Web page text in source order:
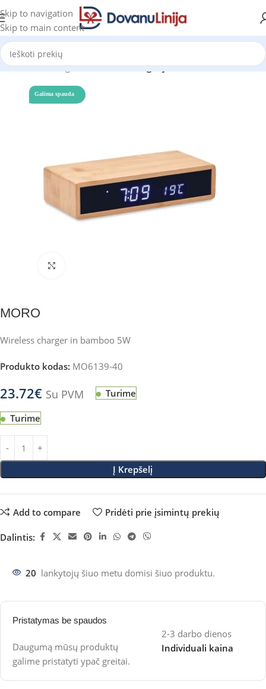
Skip to navigation
Skip to main content
Pradžia Katalogas Prekes be kategorijos
Galima spauda
MORO
Wireless charger in bamboo 5W
Produkto kodas: MO6139-40
23.72€ Su PVM Turime
Turime
Į Krepšelį
Add to compare Pridėti prie įsimintų prekių
Dalintis:
20 lankytojų šiuo metu domisi šiuo produktu.
Pristatymas be spaudos
Daugumą mūsų produktų
galime pristatyti ypač greitai.
2-3 darbo dienos
Individuali kaina